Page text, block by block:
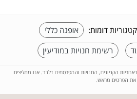
דומות:
אופנה כללי
רשימת חנויות במודיעין
הקניונים, החנויות והמפרסמים בלבד. אנו ממליצים
את הפרטים מראש.